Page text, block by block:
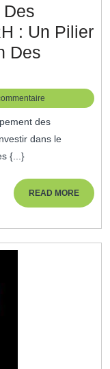
: Un Pilier
Des
Avec
Les
dans le
{...}
READ MOREREAD
MORE